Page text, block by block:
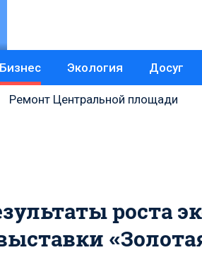
Бизнес Экология Досуг
Ремонт Центральной площади
роста